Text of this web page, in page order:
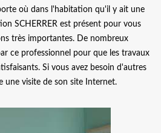
où dans l'habitation qu'il y ait une
SCHERRER est présent pour vous
très importantes. De nombreux
ce professionnel pour que les travaux
Si vous avez besoin d'autres
une visite de son site Internet.